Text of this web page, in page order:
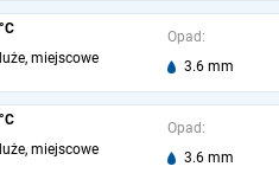
miejscowe
Opad:
3.6 mm
miejscowe
Opad:
3.6 mm